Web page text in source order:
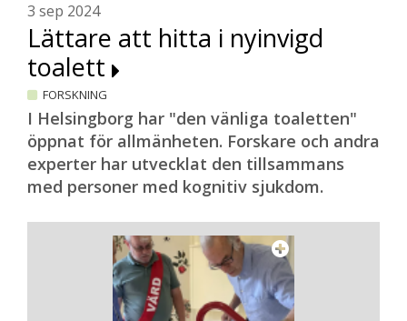
3 sep 2024
Lättare att hitta i nyinvigd
toalett
FORSKNING
I Helsingborg har "den vänliga toaletten"
öppnat för allmänheten. Forskare och andra
experter har utvecklat den tillsammans
med personer med kognitiv sjukdom.